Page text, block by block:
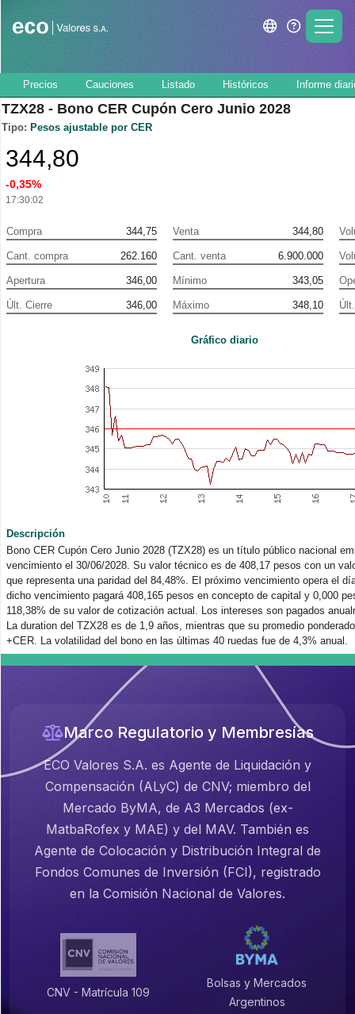
Precios Cauciones Listado Históricos Informe
TZX28 - Bono CER Cupón Cero Junio 2028
Tipo: Pesos ajustable por CER
344,80
-0,35%
17:30:02
Compra 344,75
Cant. compra 262.160
Apertura 346,00
Últ. Cierre 346,00
Venta 344,80
Cant. venta 6.900.000
Mínimo 343,05
Máximo 348,10
Gráfico diario
Descripción
Bono CER Cupón Cero Junio 2028 (TZX28) es un título público nacional
vencimiento el 30/06/2028. Su valor técnico es de 408,17 pesos con un
que representa una paridad del 84,48%. El próximo vencimiento opera el
dicho vencimiento pagará 408,165 pesos en concepto de capital y 0,000
118,38% de su valor de cotización actual. Los intereses son pagados
La duration del TZX28 es de 1,9 años, mientras que su promedio
+CER. La volatilidad del bono en las últimas 40 ruedas fue de 4,3% anual.
Marco Regulatorio y Membresías
ECO Valores S.A. es Agente de Liquidación y
Compensación (ALyC) de CNV; miembro del
Mercado ByMA, de A3 Mercados (ex-
MatbaRofex y MAE) y del MAV. También es
Agente de Colocación y Distribución Integral de
Fondos Comunes de Inversión (FCI), registrado
en la Comisión Nacional de Valores.
CNV - Matrícula 109
Bolsas y Mercados
Argentinos